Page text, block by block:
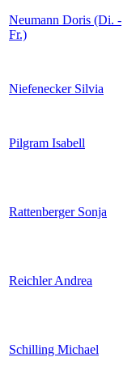
Neumann Doris (Di. -
Fr.)
Niefenecker Silvia
Pilgram Isabell
Rattenberger Sonja
Reichler Andrea
Schilling Michael